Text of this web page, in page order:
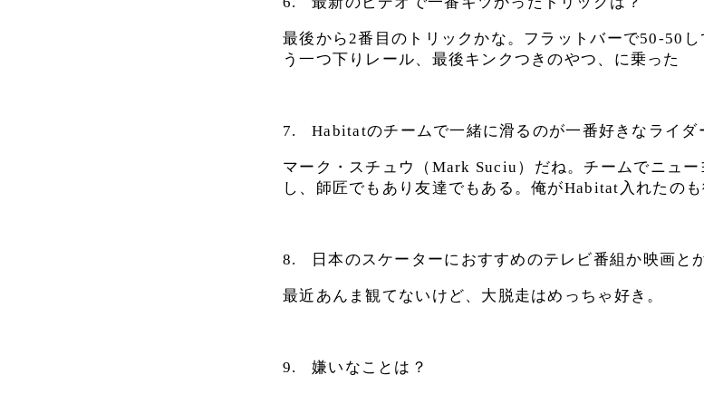
最後から2番目のトリックかな。フラットバーで50-50
う一つ下りレール、最後キンクつきのやつ、に乗った
7. Habitatのチームで一緒に滑るのが一番好きなライダ
マーク・スチュウ（Mark Suciu）だね。チームでニュ
し、師匠でもあり友達でもある。俺がHabitat入れたの
8. 日本のスケーターにおすすめのテレビ番組か映画と
最近あんま観てないけど、大脱走はめっちゃ好き。
9. 嫌いなことは？